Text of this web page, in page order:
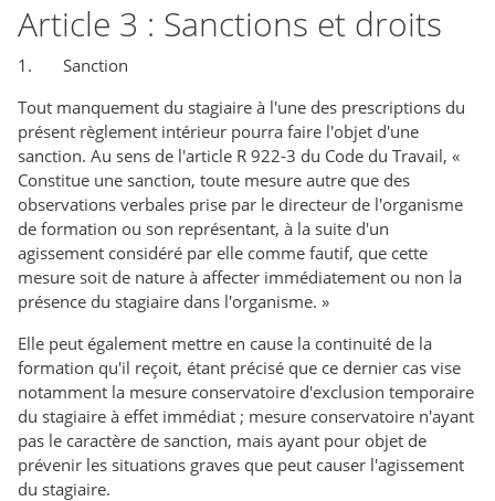
Article 3 : Sanctions et droits
1. Sanction
Tout manquement du stagiaire à l'une des prescriptions du
présent règlement intérieur pourra faire l'objet d'une
sanction. Au sens de l'article R 922-3 du Code du Travail, «
Constitue une sanction, toute mesure autre que des
observations verbales prise par le directeur de l'organisme
de formation ou son représentant, à la suite d'un
agissement considéré par elle comme fautif, que cette
mesure soit de nature à affecter immédiatement ou non la
présence du stagiaire dans l'organisme. »
Elle peut également mettre en cause la continuité de la
formation qu'il reçoit, étant précisé que ce dernier cas vise
notamment la mesure conservatoire d'exclusion temporaire
du stagiaire à effet immédiat ; mesure conservatoire n'ayant
pas le caractère de sanction, mais ayant pour objet de
prévenir les situations graves que peut causer l'agissement
du stagiaire.